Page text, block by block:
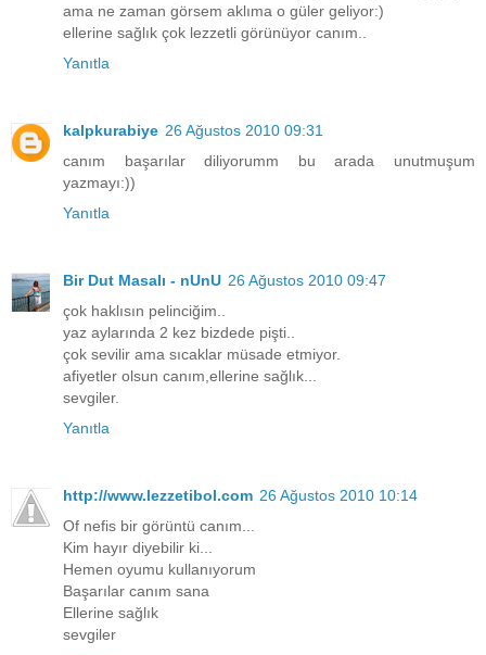
ama ne zaman görsem aklıma o güler geliyor:)
ellerine sağlık çok lezzetli görünüyor canım..
Yanıtla
kalpkurabiye 26 Ağustos 2010 09:31
canım başarılar diliyorumm bu arada unutmuşum
yazmayı:))
Yanıtla
Bir Dut Masalı - nUnU 26 Ağustos 2010 09:47
çok haklısın pelinciğim..
yaz aylarında 2 kez bizdede pişti..
çok sevilir ama sıcaklar müsade etmiyor.
afiyetler olsun canım,ellerine sağlık...
sevgiler.
Yanıtla
http://www.lezzetibol.com 26 Ağustos 2010 10:14
Of nefis bir görüntü canım...
Kim hayır diyebilir ki...
Hemen oyumu kullanıyorum
Başarılar canım sana
Ellerine sağlık
sevgiler